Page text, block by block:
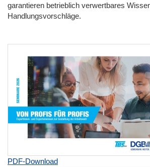
garantieren betrieblich verwertbares
Handlungsvorschläge.
PDF-Download